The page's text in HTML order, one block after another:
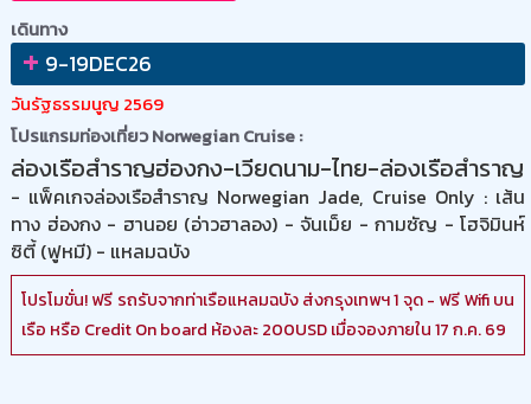
เดินทาง
+ 9-19DEC26
วันรัฐธรรมนูญ 2569
โปรแกรมท่องเที่ยว Norwegian Cruise :
ล่องเรือสำราญฮ่องกง-เวียดนาม-ไทย-ล่องเรือสำราญ
- แพ็คเกจล่องเรือสำราญ Norwegian Jade, Cruise Only : เส้น
ทาง ฮ่องกง - ฮานอย (อ่าวฮาลอง) - จันเม็ย - กามซัญ - โฮจิมินห์
ซิตี้ (ฟูหมี) - แหลมฉบัง
โปรโมขั่น! ฟรี รถรับจากท่าเรือแหลมฉบัง ส่งกรุงเทพฯ 1 จุด - ฟรี Wifi บน
เรือ หรือ Credit On board ห้องละ 200USD เมื่อจองภายใน 17 ก.ค. 69